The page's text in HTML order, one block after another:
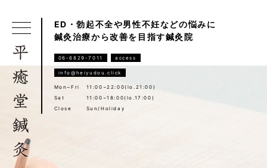
ED・勃起不全や男性不妊などの悩みに
鍼灸治療から改善を目指す鍼灸院
06-6829-7011 access
info@heiyudou.click
Mon~Fri
11:00~22:00(lo.21:00)
Sat
11:00~18:00(lo.17:00)
Close
Sun/Holiday